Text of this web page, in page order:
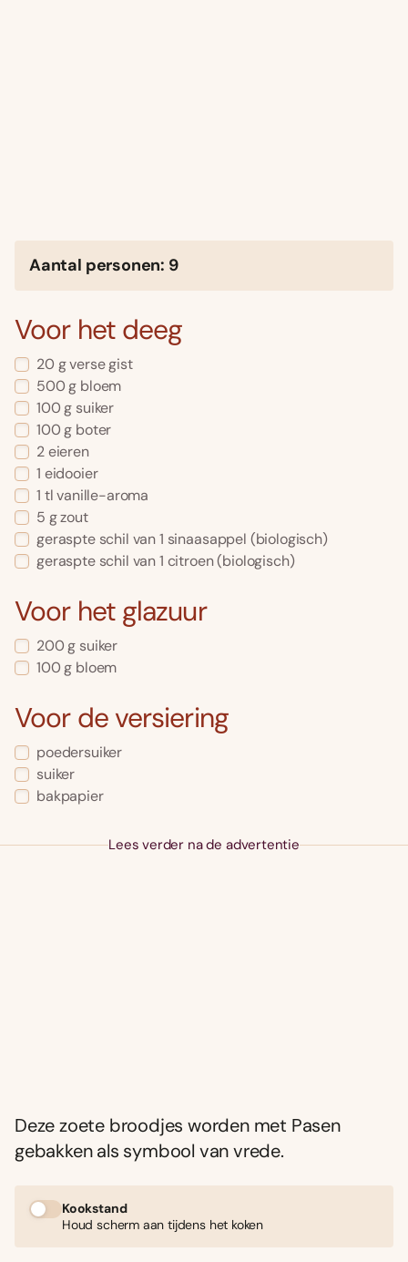
Aantal personen: 9
Voor het deeg
20 g verse gist
500 g bloem
100 g suiker
100 g boter
2 eieren
1 eidooier
1 tl vanille-aroma
5 g zout
geraspte schil van 1 sinaasappel (biologisch)
geraspte schil van 1 citroen (biologisch)
Voor het glazuur
200 g suiker
100 g bloem
Voor de versiering
poedersuiker
suiker
bakpapier
Lees verder na de advertentie
Deze zoete broodjes worden met Pasen
gebakken als symbool van vrede.
Kookstand
Houd scherm aan tijdens het koken